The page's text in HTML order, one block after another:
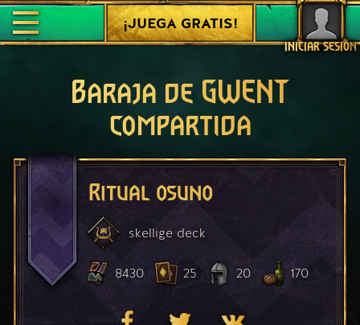
INICIAR SESIÓN
¡JUEGA GRATIS!
Baraja de GWENT
compartida
Ritual osuno
skellige deck
8430 25 20 170